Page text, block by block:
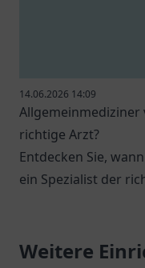
14.06.2026 14:09
Allgemeinmediziner
richtige Arzt?
Entdecken Sie,
ein Spezialist der
Weitere